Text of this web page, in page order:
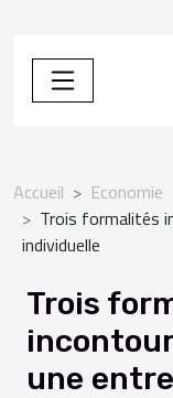
Accueil
Economie
Trois formalités
individuelle
Trois
une